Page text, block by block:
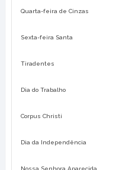
Quarta-feira de Cinzas
Sexta-feira Santa
Tiradentes
Dia do Trabalho
Corpus Christi
Dia da Independência
Nossa Senhora Aparecida